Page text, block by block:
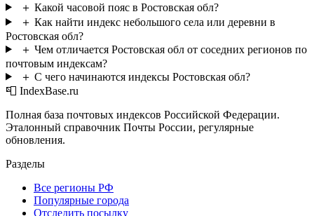
＋ Какой часовой пояс в Ростовская обл?
＋ Как найти индекс небольшого села или деревни в
Ростовская обл?
＋ Чем отличается Ростовская обл от соседних регионов по
почтовым индексам?
＋ С чего начинаются индексы Ростовская обл?
📮 IndexBase.ru
Полная база почтовых индексов Российской Федерации.
Эталонный справочник Почты России, регулярные
обновления.
Разделы
Все регионы РФ
Популярные города
Отследить посылку